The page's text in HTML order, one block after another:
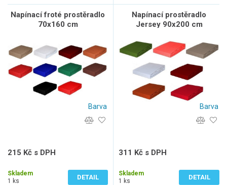
Napínací froté prostěradlo
70x160 cm
Barva
215 Kč s DPH
Skladem
1 ks
DETAIL
Napínací prostěradlo
Jersey 90x200 cm
Barva
311 Kč s DPH
Skladem
1 ks
DETAIL